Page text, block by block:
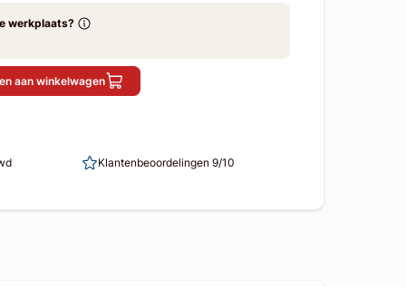
werkplaats?
aan winkelwagen
Klantenbeoordelingen 9/10